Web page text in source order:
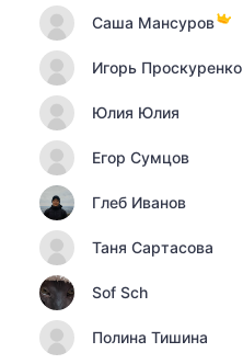
Саша Мансуров
Игорь Проскуренко
Юлия Юлия
Егор Сумцов
Глеб Иванов
Таня Сартасова
Sof Sch
Полина Тишина